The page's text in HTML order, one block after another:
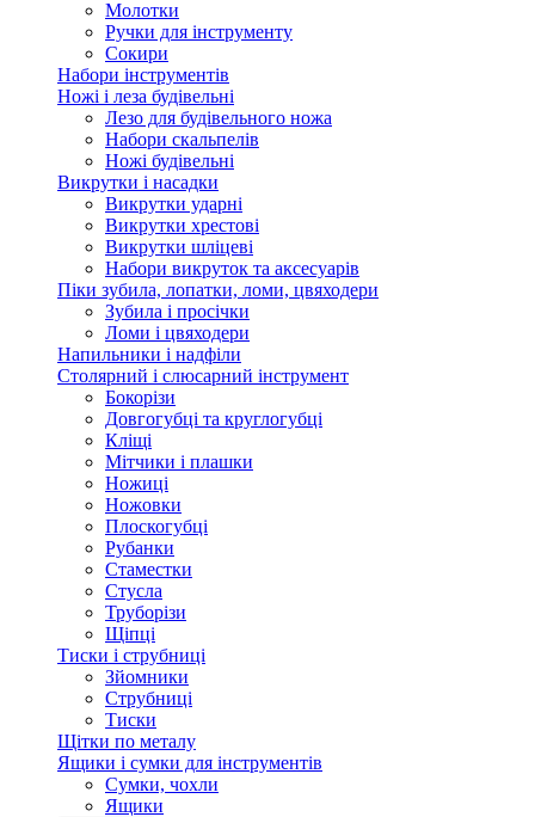
Молотки
Ручки для інструменту
Сокири
Набори інструментів
Ножі і леза будівельні
Лезо для будівельного ножа
Набори скальпелів
Ножі будівельні
Викрутки і насадки
Викрутки ударні
Викрутки хрестові
Викрутки шліцеві
Набори викруток та аксесуарів
Піки зубила, лопатки, ломи, цвяходери
Зубила і просічки
Ломи і цвяходери
Напильники і надфіли
Столярний і слюсарний інструмент
Бокорізи
Довгогубці та круглогубці
Кліщі
Мітчики і плашки
Ножиці
Ножовки
Плоскогубці
Рубанки
Стаместки
Стусла
Труборізи
Щіпці
Тиски і струбниці
Зйомники
Струбниці
Тиски
Щітки по металу
Ящики і сумки для інструментів
Сумки, чохли
Ящики